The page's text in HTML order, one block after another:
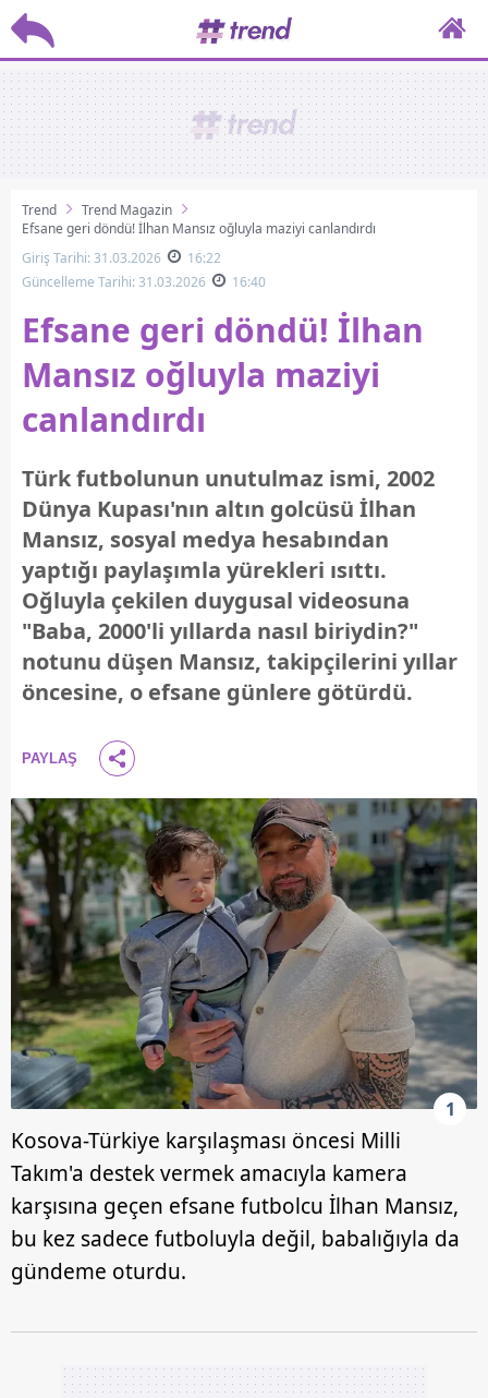
Trend
Trend Magazin
Efsane geri döndü! İlhan Mansız oğluyla maziyi canlandırdı
Giriş Tarihi: 31.03.2026
16:22
Güncelleme Tarihi: 31.03.2026
16:40
Efsane geri döndü! İlhan
Mansız oğluyla maziyi
canlandırdı
Türk futbolunun unutulmaz ismi, 2002
Dünya Kupası'nın altın golcüsü İlhan
Mansız, sosyal medya hesabından
yaptığı paylaşımla yürekleri ısıttı.
Oğluyla çekilen duygusal videosuna
"Baba, 2000'li yıllarda nasıl biriydin?"
notunu düşen Mansız, takipçilerini yıllar
öncesine, o efsane günlere götürdü.
PAYLAŞ
1
Kosova-Türkiye karşılaşması öncesi Milli
Takım'a destek vermek amacıyla kamera
karşısına geçen efsane futbolcu İlhan Mansız,
bu kez sadece futboluyla değil, babalığıyla da
gündeme oturdu.